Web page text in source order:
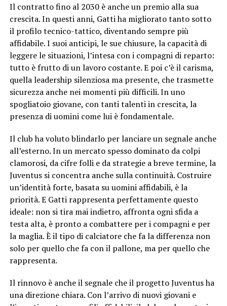
Il contratto fino al 2030 è anche un premio alla sua
crescita. In questi anni, Gatti ha migliorato tanto sotto
il profilo tecnico-tattico, diventando sempre più
affidabile. I suoi anticipi, le sue chiusure, la capacità di
leggere le situazioni, l’intesa con i compagni di reparto:
tutto è frutto di un lavoro costante. E poi c’è il carisma,
quella leadership silenziosa ma presente, che trasmette
sicurezza anche nei momenti più difficili. In uno
spogliatoio giovane, con tanti talenti in crescita, la
presenza di uomini come lui è fondamentale.
Il club ha voluto blindarlo per lanciare un segnale anche
all’esterno. In un mercato spesso dominato da colpi
clamorosi, da cifre folli e da strategie a breve termine, la
Juventus si concentra anche sulla continuità. Costruire
un’identità forte, basata su uomini affidabili, è la
priorità. E Gatti rappresenta perfettamente questo
ideale: non si tira mai indietro, affronta ogni sfida a
testa alta, è pronto a combattere per i compagni e per
la maglia. È il tipo di calciatore che fa la differenza non
solo per quello che fa con il pallone, ma per quello che
rappresenta.
Il rinnovo è anche il segnale che il progetto Juventus ha
una direzione chiara. Con l’arrivo di nuovi giovani e